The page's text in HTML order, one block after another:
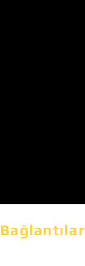
Bağlantılar